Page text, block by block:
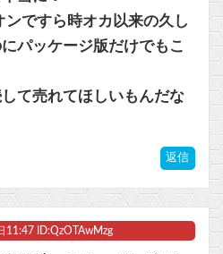
ンですら時オカ以来の久し
パッケージ版だけでもこ
て売れてほしいもんだな
返信
11:47 ID:QzOTAwMzg